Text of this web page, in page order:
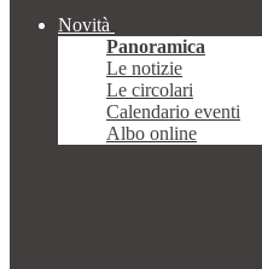
Novità
Panoramica
Le notizie
Le circolari
Calendario eventi
Albo online